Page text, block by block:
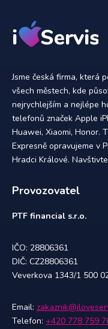
Jsme česká firma, která
všech městech, kde
nejrychlejším a nejlépe
telefonů značek Apple
Huawei, Xiaomi, Honor.
Expresně opravujeme v
Hradci Králové.
Provozovatel
PTF financial s.r.o.
IČO: 28806361
DIČ: CZ28806361
Veverkova 1343/1 500
Email:
Telefon: +420 778 759